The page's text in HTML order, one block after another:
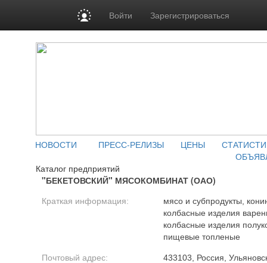
Войти Зарегистрироваться
НОВОСТИ ПРЕСС-РЕЛИЗЫ ЦЕНЫ
Каталог предприятий
"БЕКЕТОВСКИЙ" МЯСОКОМБИНАТ (ОАО)
Краткая информация:
мясо и субпродукты,
колбасные изделия
колбасные изделия
пищевые топленые
Почтовый адрес:
433103, Россия,